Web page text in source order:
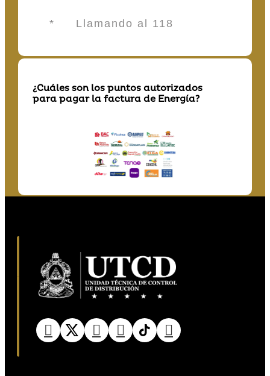
* Llamando al 118
¿Cuáles son los puntos autorizados
para pagar la factura de Energía?